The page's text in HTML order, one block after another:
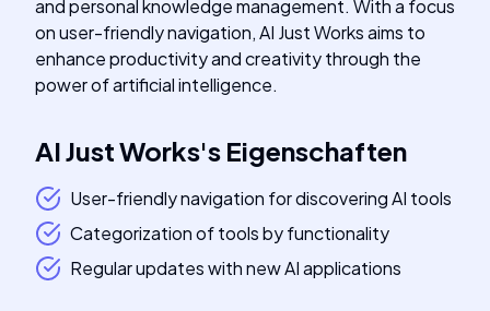
and personal knowledge management. With a focus
on user-friendly navigation, AI Just Works aims to
enhance productivity and creativity through the
power of artificial intelligence.
AI Just Works's Eigenschaften
User-friendly navigation for discovering AI tools
Categorization of tools by functionality
Regular updates with new AI applications